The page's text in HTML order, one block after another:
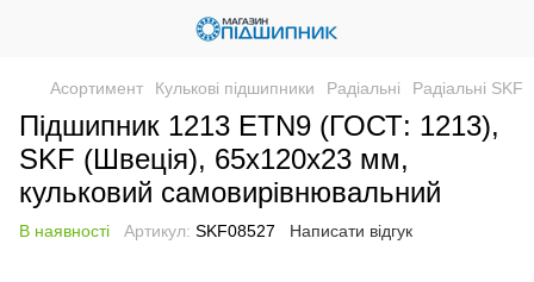
Асортимент Кулькові підшипники Радіальні Радіальні SKF
Підшипник 1213 ETN9 (ГОСТ: 1213),
SKF (Швеція), 65x120x23 мм,
кульковий самовирівнювальний
В наявності Артикул: SKF08527 Написати відгук